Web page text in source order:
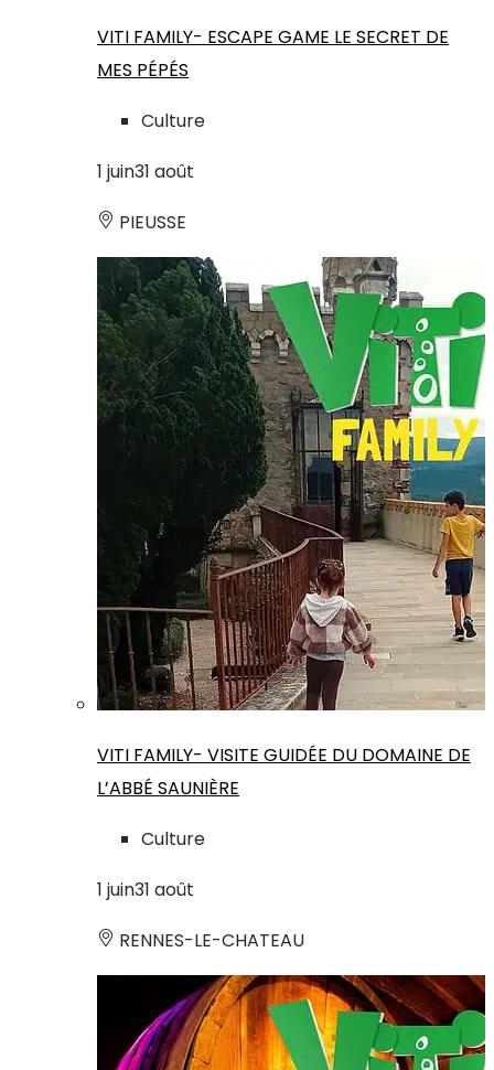
VITI FAMILY- ESCAPE GAME LE SECRET DE
MES PÉPÉS
Culture
1 juin31 août
PIEUSSE
VITI FAMILY- VISITE GUIDÉE DU DOMAINE DE
L’ABBÉ SAUNIÈRE
Culture
1 juin31 août
RENNES-LE-CHATEAU